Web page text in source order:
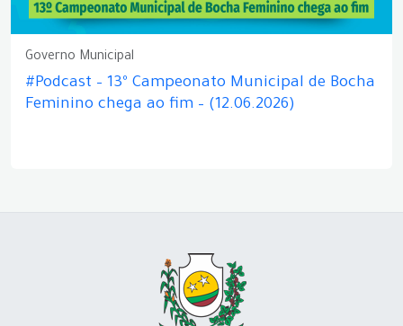
Governo Municipal
#Podcast – 13º Campeonato Municipal de Bocha
Feminino chega ao fim – (12.06.2026)